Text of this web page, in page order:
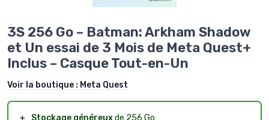
3S 256 Go – Batman: Arkham Shadow
et Un essai de 3 Mois de Meta Quest+
Inclus – Casque Tout-en-Un
Voir la boutique : Meta Quest
＋ Stockage généreuxde 256 Go